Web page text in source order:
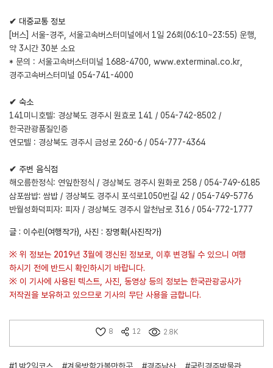
✔ 대중교통 정보
[버스] 서울-경주, 서울고속버스터미널에서 1일 26회(06:10~23:55) 운행,
약 3시간 30분 소요
* 문의 : 서울고속버스터미널 1688-4700, www.exterminal.co.kr
경주고속버스터미널 054-741-4000
✔ 숙소
141미니호텔: 경상북도 경주시 원효로 141 / 054-742-8502 /
한국관광품질인증
엔모텔 : 경상북도 경주시 금성로 260-6 / 054-777-4364
✔ 주변 음식점
해오름한정식: 연잎한정식 / 경상북도 경주시 원화로 258 / 054-749-6185
삼포쌈밥: 쌈밥 / 경상북도 경주시 포석로1050번길 42 / 054-749-5776
반월성화덕피자: 피자 / 경상북도 경주시 알천남로 316 / 054-772-1777
글 : 이수린(여행작가), 사진 : 장명확(사진작가)
※ 위 정보는 2019년 3월에 갱신된 정보로, 이후 변경될 수 있으니 여행
하시기 전에 반드시 확인하시기 바랍니다.
※ 이 기사에 사용된 텍스트, 사진, 동영상 등의 정보는 한국관광공사가
저작권을 보유하고 있으므로 기사의 무단 사용을 금합니다.
8 12 2.8K
#1박2일코스 #겨울방학가볼만한곳 #경주남산 #국립경주박물관